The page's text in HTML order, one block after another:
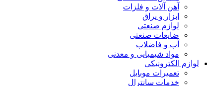
آهن آلات و فلزات
ابزار و یراق
لوازم صنعتی
ضایعات صنعتی
آب و فاضلاب
مواد شیمیایی و معدنی
لوازم الکترونیکی
تعمیرات موبایل
خدمات سانترال